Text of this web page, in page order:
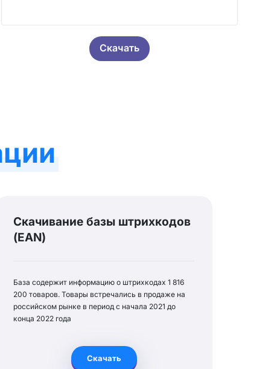
Скачать
Скачивание базы штрихкодов
(EAN)
База содержит информацию о штрихкодах 1 816
200 товаров. Товары встречались в продаже на
российском рынке в период с начала 2021 до
конца 2022 года
Скачать